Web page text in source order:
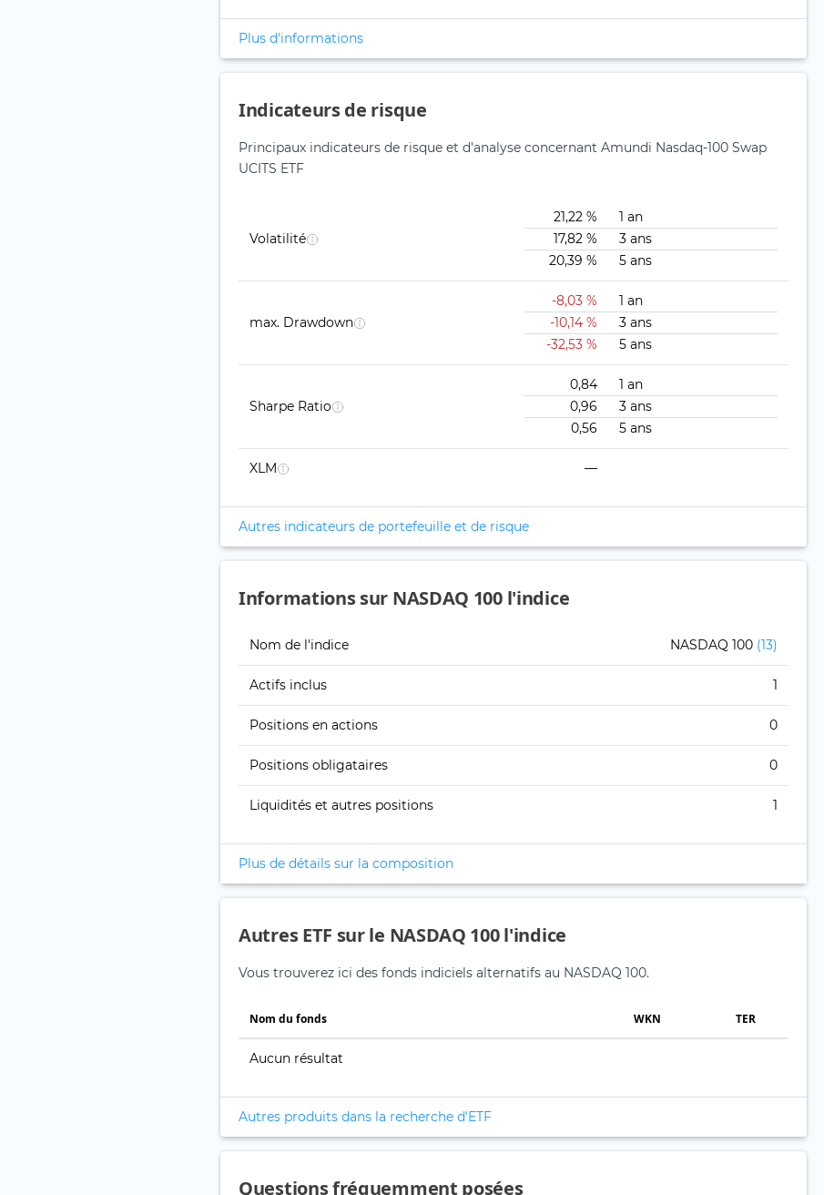
Plus d'informations
Indicateurs de risque
Principaux indicateurs de risque et d'analyse concernant Amundi Nasdaq-100 Swap
UCITS ETF
Volatilité
21,22 %
1 an
17,82 %
3 ans
20,39 %
5 ans
max. Drawdown
-8,03 %
1 an
-10,14 %
3 ans
-32,53 %
5 ans
Sharpe Ratio
0,84
1 an
0,96
3 ans
0,56
5 ans
XLM —
Autres indicateurs de portefeuille et de risque
Informations sur NASDAQ 100 l'indice
Nom de l'indice NASDAQ 100 (13)
Actifs inclus 1
Positions en actions 0
Positions obligataires 0
Liquidités et autres positions 1
Plus de détails sur la composition
Autres ETF sur le NASDAQ 100 l'indice
Vous trouverez ici des fonds indiciels alternatifs au NASDAQ 100.
Nom du fonds WKN TER
Aucun résultat
Autres produits dans la recherche d'ETF
Questions fréquemment posées